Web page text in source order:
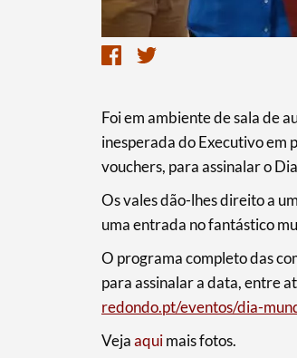
Categorias
Filtros
Foi em ambiente de sala de
inesperada do Executivo em
vouchers, para assinalar o
Os vales dão-lhes direito a
uma entrada no fantástico
O programa completo das
para assinalar a data, entre
redondo.pt/eventos/dia-
Vejaaquimais fotos.